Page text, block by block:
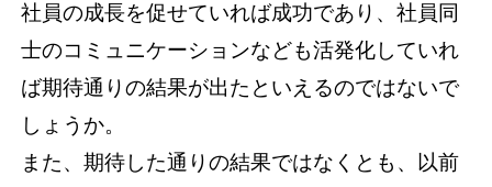
社員の成長を促せていれば成功であり、社員同
士のコミュニケーションなども活発化していれ
ば期待通りの結果が出たといえるのではないで
しょうか。
また、期待した通りの結果ではなくとも、以前